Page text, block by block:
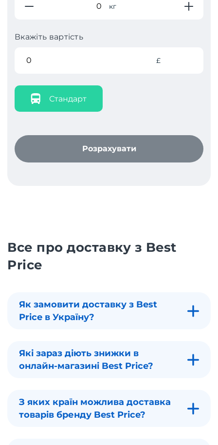
кг
Вкажіть вартість
£
Стандарт
Розрахувати
Все про доставку з Best
Price
Як замовити доставку з Best
Price в Україну?
Які зараз діють знижки в
онлайн-магазині Best Price?
З яких країн можлива доставка
товарів бренду Best Price?